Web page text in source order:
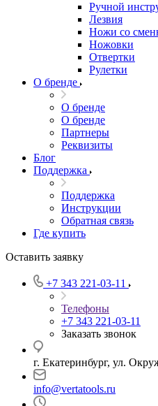
Ручной
Лезвия
Ножи со
Ножовки
Отвертки
Рулетки
О бренде
О бренде
О бренде
Партнеры
Реквизиты
Блог
Поддержка
Поддержка
Инструкции
Обратная связь
Где купить
Оставить заявку
+7 343 221-03-11
Телефоны
+7 343 221-03-11
Заказать звонок
г. Екатеринбург, ул.
info@vertatools.ru